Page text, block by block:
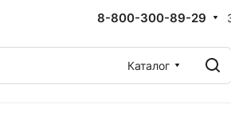
8-800-300-89-29
Каталог